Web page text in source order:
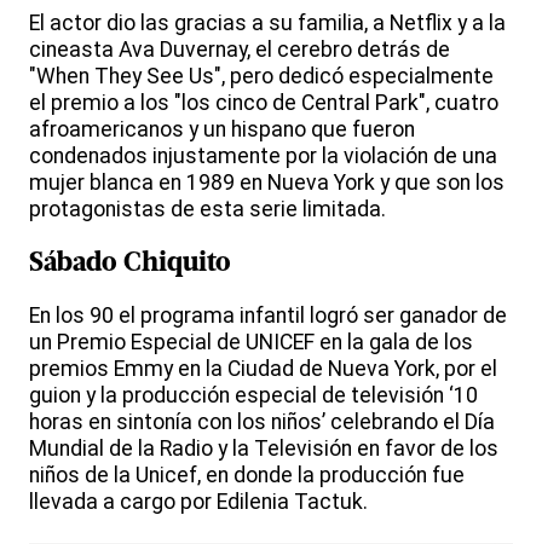
El actor dio las gracias a su familia, a Netflix y a la
cineasta Ava Duvernay, el cerebro detrás de
"When They See Us", pero dedicó especialmente
el premio a los "los cinco de Central Park", cuatro
afroamericanos y un hispano que fueron
condenados injustamente por la violación de una
mujer blanca en 1989 en Nueva York y que son los
protagonistas de esta serie limitada.
Sábado Chiquito
En los 90 el programa infantil logró ser ganador de
un Premio Especial de UNICEF en la gala de los
premios Emmy en la Ciudad de Nueva York, por el
guion y la producción especial de televisión ‘10
horas en sintonía con los niños’ celebrando el Día
Mundial de la Radio y la Televisión en favor de los
niños de la Unicef, en donde la producción fue
llevada a cargo por Edilenia Tactuk.